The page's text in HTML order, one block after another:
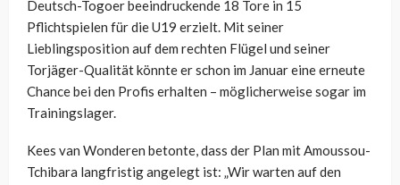
Deutsch-Togoer beeindruckende 18 Tore in 15
Pflichtspielen für die U19 erzielt. Mit seiner
Lieblingsposition auf dem rechten Flügel und seiner
Torjäger-Qualität könnte er schon im Januar eine erneute
Chance bei den Profis erhalten – möglicherweise sogar im
Trainingslager.
Kees van Wonderen betonte, dass der Plan mit Amoussou-
Tchibara langfristig angelegt ist: „Wir warten auf den